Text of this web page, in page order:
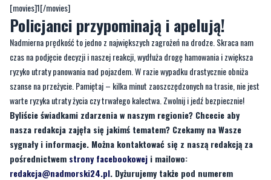
[movies]1[/movies]
Policjanci przypominają i apelują!
Nadmierna prędkość to jedno z największych zagrożeń na drodze. Skraca nam
czas na podjęcie decyzji i naszej reakcji, wydłuża drogę hamowania i zwiększa
ryzyko utraty panowania nad pojazdem. W razie wypadku drastycznie obniża
szanse na przeżycie. Pamiętaj – kilka minut zaoszczędzonych na trasie, nie jest
warte ryzyka utraty życia czy trwałego kalectwa. Zwolnij i jedź bezpiecznie!
Byliście świadkami zdarzenia w naszym regionie? Chcecie aby
nasza redakcja zajęła się jakimś tematem? Czekamy na Wasze
sygnały i informacje. Można kontaktować się z naszą redakcją za
pośrednictwem strony facebookowej i mailowo:
redakcja@nadmorski24.pl. Dyżurujemy także pod numerem